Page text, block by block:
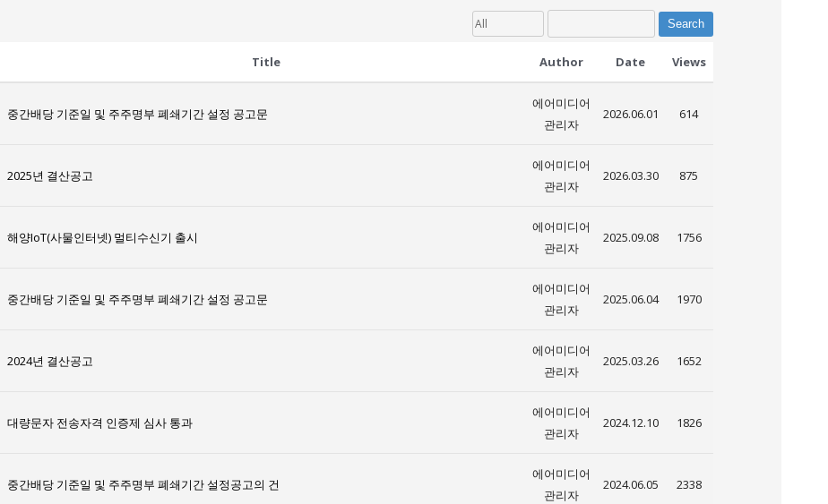
Search
Title Author Date Views
중간배당 기준일 및 주주명부 폐쇄기간 설정 공고문
에어미디어
관리자
2026.06.01 614
2025년 결산공고
에어미디어
관리자
2026.03.30 875
해양IoT(사물인터넷) 멀티수신기 출시
에어미디어
관리자
2025.09.08 1756
중간배당 기준일 및 주주명부 폐쇄기간 설정 공고문
에어미디어
관리자
2025.06.04 1970
2024년 결산공고
에어미디어
관리자
2025.03.26 1652
대량문자 전송자격 인증제 심사 통과
에어미디어
관리자
2024.12.10 1826
중간배당 기준일 및 주주명부 폐쇄기간 설정공고의 건
에어미디어
관리자
2024.06.05 2338